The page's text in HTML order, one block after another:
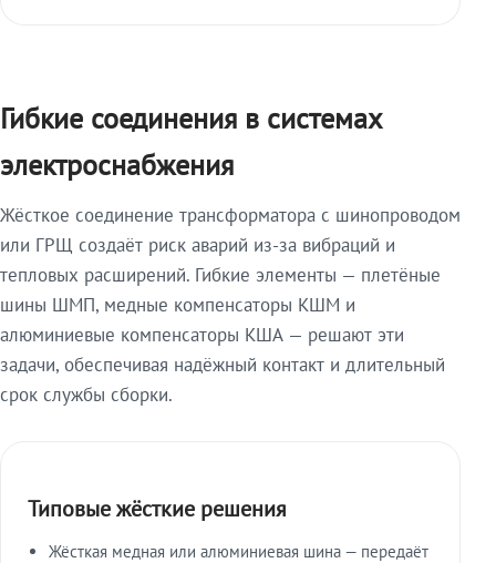
Гибкие соединения в системах
электроснабжения
Жёсткое соединение трансформатора с шинопроводом
или ГРЩ создаёт риск аварий из-за вибраций и
тепловых расширений. Гибкие элементы — плетёные
шины ШМП, медные компенсаторы КШМ и
алюминиевые компенсаторы КША — решают эти
задачи, обеспечивая надёжный контакт и длительный
срок службы сборки.
Типовые жёсткие решения
Жёсткая медная или алюминиевая шина — передаёт